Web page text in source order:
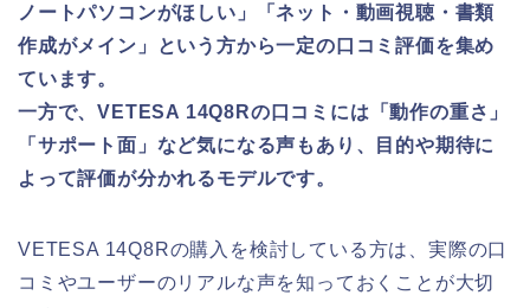
ノートパソコンがほしい」「ネット・動画視聴・書類
作成がメイン」という方から一定の口コミ評価を集め
ています。
一方で、VETESA 14Q8Rの口コミには「動作の重さ」
「サポート面」など気になる声もあり、目的や期待に
よって評価が分かれるモデルです。
VETESA 14Q8Rの購入を検討している方は、実際の口
コミやユーザーのリアルな声を知っておくことが大切